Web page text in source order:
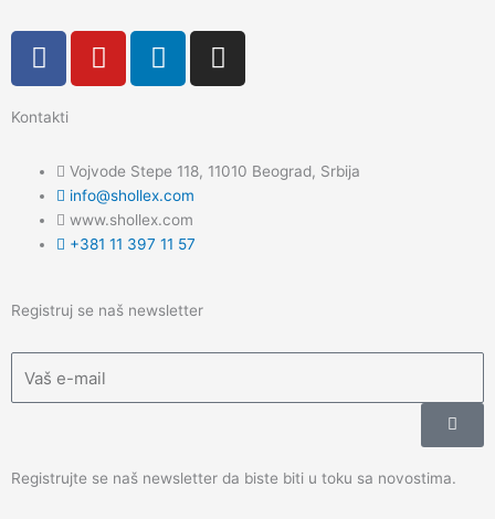
F
a
e
o
o
k
Y
o
b
e
L
i
d
i
n
I
n
g
Kontakti
Vojvode Stepe 118, 11010 Beograd, Srbija
info@shollex.com
www.shollex.com
+381 11 397 11 57
Registruj se naš newsletter
Registrujte se naš newsletter da biste biti u toku sa novostima.